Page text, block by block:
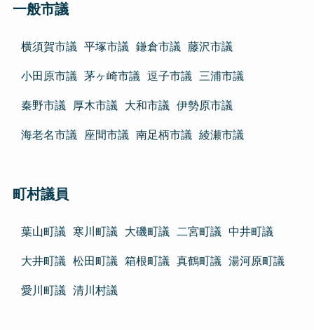
一般市議
横須賀市議 平塚市議 鎌倉市議 藤沢市議
小田原市議 茅ヶ崎市議 逗子市議 三浦市議
秦野市議 厚木市議 大和市議 伊勢原市議
海老名市議 座間市議 南足柄市議 綾瀬市議
町村議員
葉山町議 寒川町議 大磯町議 二宮町議 中井町議
大井町議 松田町議 箱根町議 真鶴町議 湯河原町議
愛川町議 清川村議